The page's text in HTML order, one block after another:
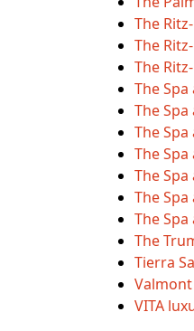
The
The
The
The Spa
The
The
The
The
The
The
The
Tierra
VITA